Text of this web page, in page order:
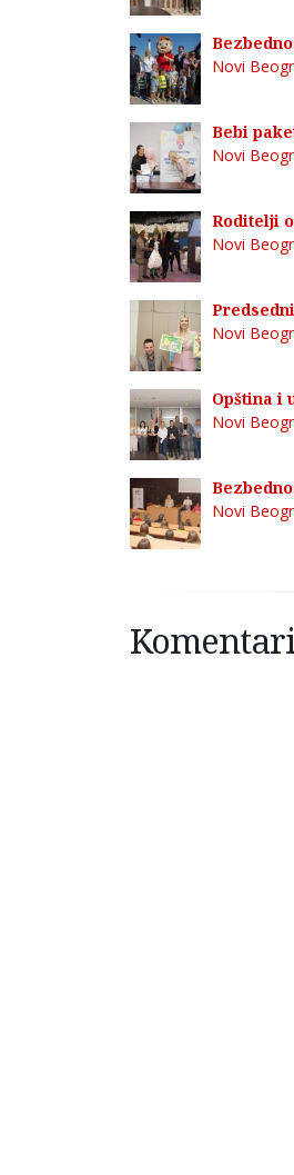
Novi
Bebi
Novi
Roditelji
Novi
Novi
Opština i
Novi
Novi